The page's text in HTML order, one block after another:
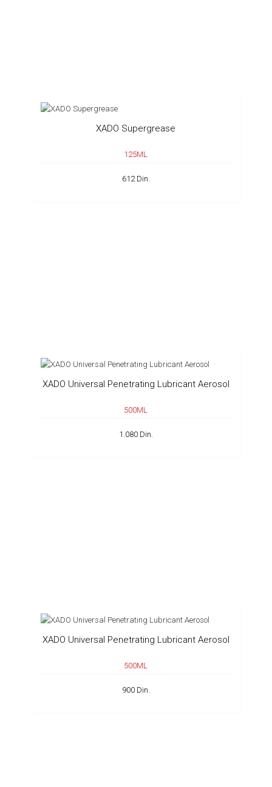
XADO Supergrease
125ML
612 Din.
XADO Universal Penetrating Lubricant Aerosol
500ML
1.080 Din.
XADO Universal Penetrating Lubricant Aerosol
500ML
900 Din.